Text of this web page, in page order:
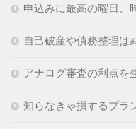
申込みに最高の曜日、
自己破産や債務整理は
アナログ審査の利点を
知らなきゃ損するプラ